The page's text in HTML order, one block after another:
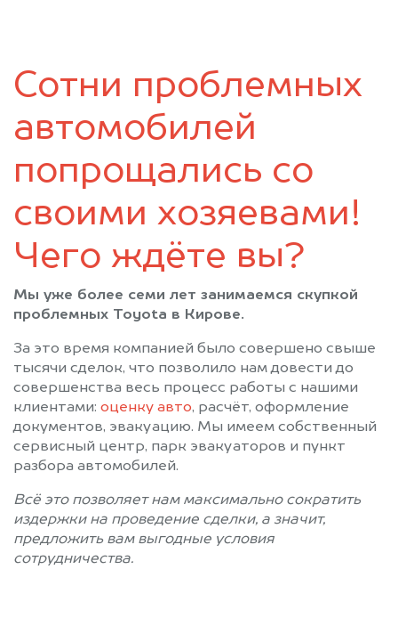
Оричи
Пижанка
Санчурск
Свеча
Слободской
Советск
Сосновка
Суна
Тужа
Уни
Уржум
Юрья
Яранск
Сотни проблемных
автомобилей
попрощались со
своими хозяевами!
Чего ждёте вы?
Мы уже более семи лет занимаемся скупкой
проблемных Toyota в Кирове.
За это время компанией было совершено свыше
тысячи сделок, что позволило нам довести до
совершенства весь процесс работы с нашими
клиентами: оценку авто, расчёт, оформление
документов, эвакуацию. Мы имеем собственный
сервисный центр, парк эвакуаторов и пункт
разбора автомобилей.
Всё это позволяет нам максимально сократить
издержки на проведение сделки, а значит,
предложить вам выгодные условия
сотрудничества.